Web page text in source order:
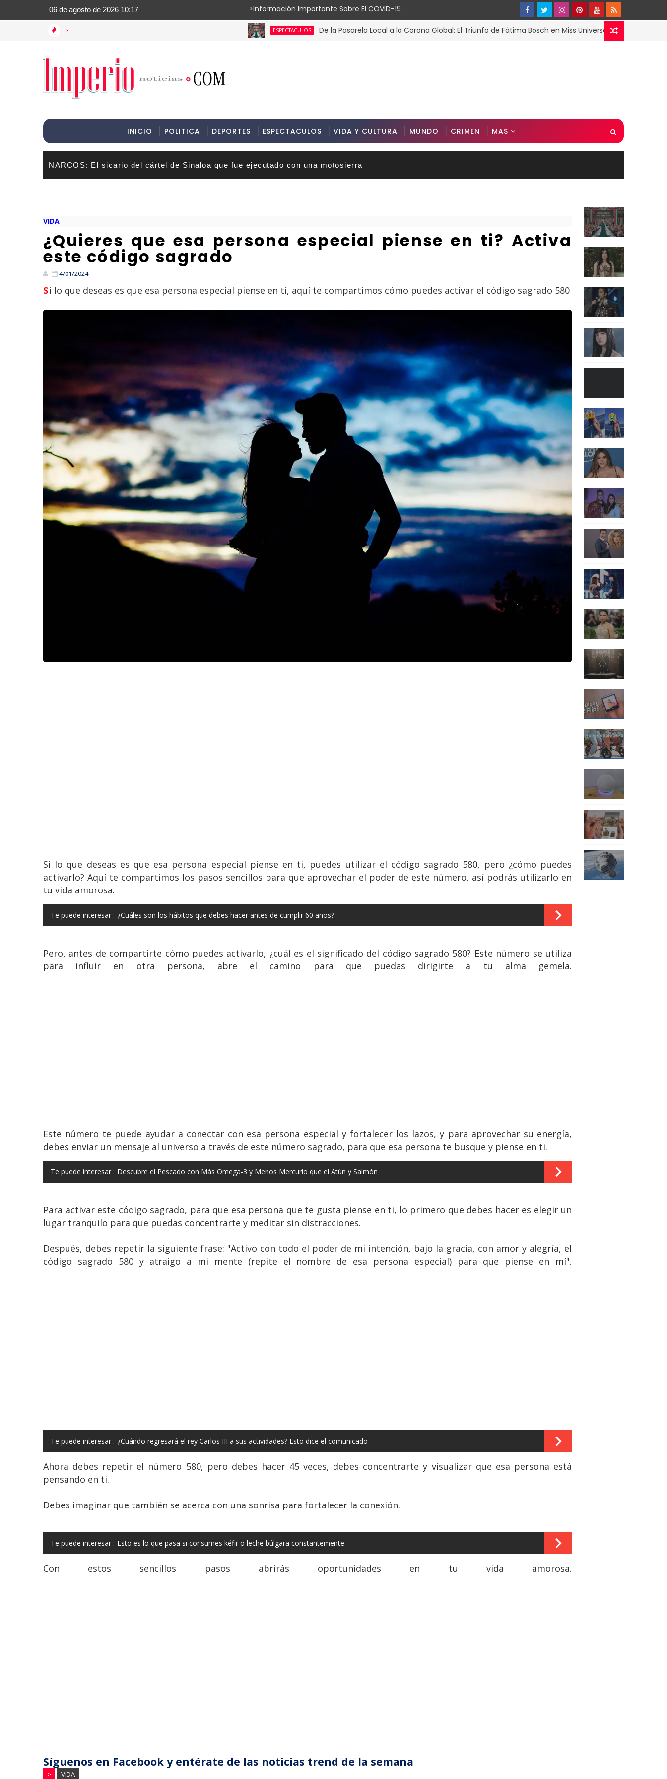
>Información Importante Sobre El COVID-19
> ESPECTACULOS De la Pasarela Local a la Corona Global: El Triunfo de Fátima Bosch en Miss Universo 2025
INICIO POLITICA DEPORTES ESPECTACULOS VIDA Y CULTURA MUNDO CRIMEN MAS
NARCOS: El sicario del cártel de Sinaloa que fue ejecutado con una motosierra
VIDA
¿Quieres que esa persona especial piense en ti? Activa
este código sagrado
4/01/2024
Si lo que deseas es que esa persona especial piense en ti, aquí te compartimos cómo puedes activar el código sagrado 580
Si lo que deseas es que esa persona especial piense en ti, puedes utilizar el código sagrado 580, pero ¿cómo puedes
activarlo? Aquí te compartimos los pasos sencillos para que aprovechar el poder de este número, así podrás utilizarlo en
tu vida amorosa.
Te puede interesar : ¿Cuáles son los hábitos que debes hacer antes de cumplir 60 años?
Pero, antes de compartirte cómo puedes activarlo, ¿cuál es el significado del código sagrado 580? Este número se utiliza
para influir en otra persona, abre el camino para que puedas dirigirte a tu alma gemela.
Este número te puede ayudar a conectar con esa persona especial y fortalecer los lazos, y para aprovechar su energía,
debes enviar un mensaje al universo a través de este número sagrado, para que esa persona te busque y piense en ti.
Te puede interesar : Descubre el Pescado con Más Omega-3 y Menos Mercurio que el Atún y Salmón
Para activar este código sagrado, para que esa persona que te gusta piense en ti, lo primero que debes hacer es elegir un
lugar tranquilo para que puedas concentrarte y meditar sin distracciones.
Después, debes repetir la siguiente frase: "Activo con todo el poder de mi intención, bajo la gracia, con amor y alegría, el
código sagrado 580 y atraigo a mi mente (repite el nombre de esa persona especial) para que piense en mí".
Te puede interesar : ¿Cuándo regresará el rey Carlos III a sus actividades? Esto dice el comunicado
Ahora debes repetir el número 580, pero debes hacer 45 veces, debes concentrarte y visualizar que esa persona está
pensando en ti.
Debes imaginar que también se acerca con una sonrisa para fortalecer la conexión.
Te puede interesar : Esto es lo que pasa si consumes kéfir o leche búlgara constantemente
Con estos sencillos pasos abrirás oportunidades en tu vida amorosa.
Síguenos en Facebook y entérate de las noticias trend de la semana
> VIDA